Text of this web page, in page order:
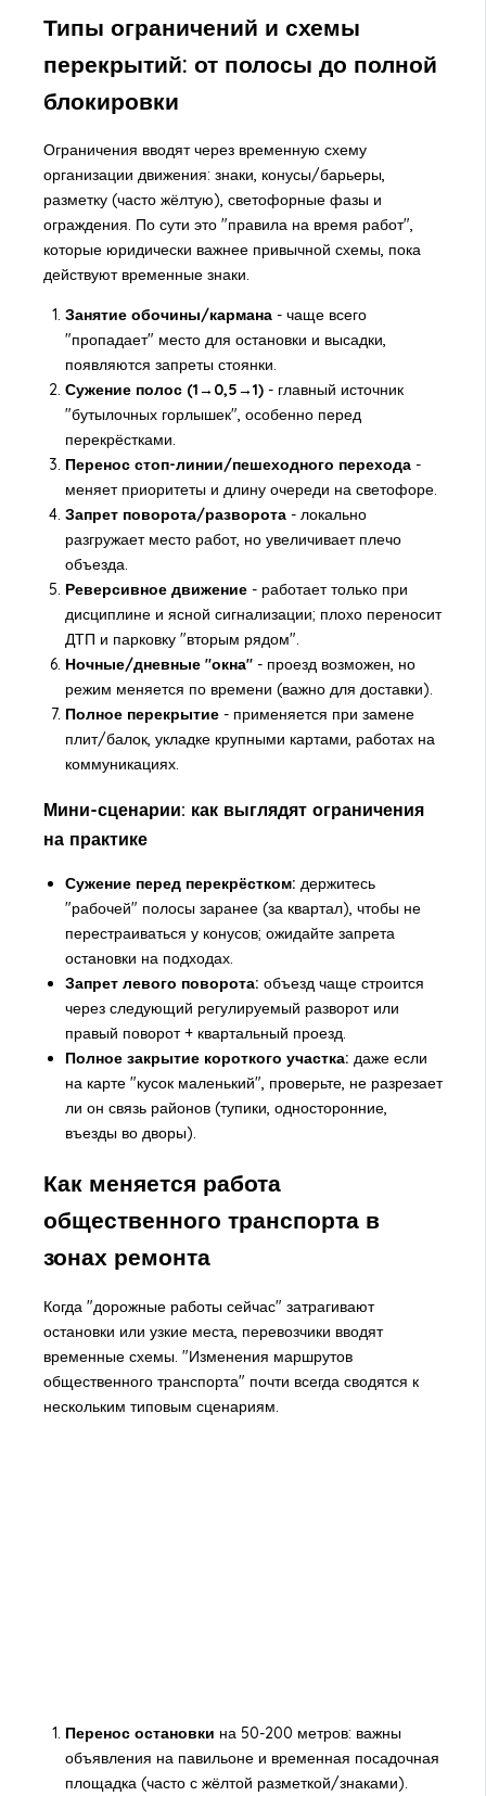
Типы ограничений и схемы
перекрытий: от полосы до полной
блокировки
Ограничения вводят через временную схему
организации движения: знаки, конусы/барьеры,
разметку (часто жёлтую), светофорные фазы и
ограждения. По сути это "правила на время работ",
которые юридически важнее привычной схемы, пока
действуют временные знаки.
Занятие обочины/кармана- чаще всего
"пропадает" место для остановки и высадки,
появляются запреты стоянки.
Сужение полос (1→0,5→1)- главный источник
"бутылочных горлышек", особенно перед
перекрёстками.
Перенос стоп-линии/пешеходного перехода-
меняет приоритеты и длину очереди на светофоре.
Запрет поворота/разворота- локально
разгружает место работ, но увеличивает плечо
объезда.
Реверсивное движение- работает только при
дисциплине и ясной сигнализации; плохо переносит
ДТП и парковку "вторым рядом".
Ночные/дневные "окна"- проезд возможен, но
режим меняется по времени (важно для доставки).
Полное перекрытие- применяется при замене
плит/балок, укладке крупными картами, работах на
коммуникациях.
Мини-сценарии: как выглядят ограничения
на практике
Сужение перед перекрёстком: держитесь
"рабочей" полосы заранее (за квартал), чтобы не
перестраиваться у конусов; ожидайте запрета
остановки на подходах.
Запрет левого поворота: объезд чаще строится
через следующий регулируемый разворот или
правый поворот + квартальный проезд.
Полное закрытие короткого участка: даже если
на карте "кусок маленький", проверьте, не разрезает
ли он связь районов (тупики, односторонние,
въезды во дворы).
Как меняется работа
общественного транспорта в
зонах ремонта
Когда "дорожные работы сейчас" затрагивают
остановки или узкие места, перевозчики вводят
временные схемы. "Изменения маршрутов
общественного транспорта" почти всегда сводятся к
нескольким типовым сценариям.
Перенос остановки на 50-200 метров: важны
объявления на павильоне и временная посадочная
площадка (часто с жёлтой разметкой/знаками).